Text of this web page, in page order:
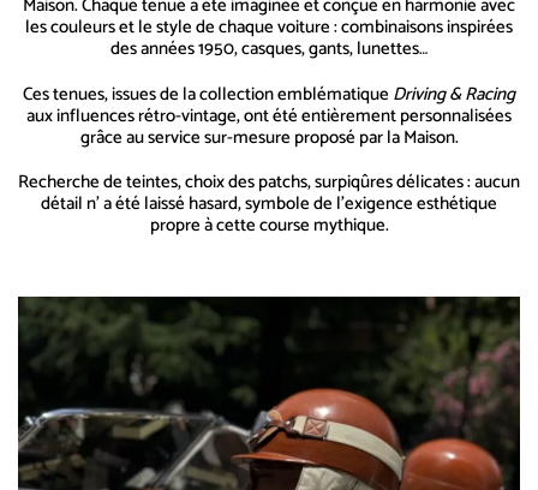
les couleurs et le style de chaque voiture : combinaisons inspirées
des années 1950, casques, gants, lunettes…
Ces tenues, issues de la collection emblématique Driving & Racing
aux influences rétro-vintage, ont été entièrement personnalisées
grâce au service sur-mesure proposé par la Maison.
Recherche de teintes, choix des patchs, surpiqûres délicates : aucun
détail n’ a été laissé hasard, symbole de l’exigence esthétique
propre à cette course mythique.